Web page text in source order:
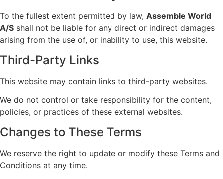
To the fullest extent permitted by law, Assemble World
A/S shall not be liable for any direct or indirect damages
arising from the use of, or inability to use, this website.
Third-Party Links
This website may contain links to third-party websites.
We do not control or take responsibility for the content,
policies, or practices of these external websites.
Changes to These Terms
We reserve the right to update or modify these Terms and
Conditions at any time.